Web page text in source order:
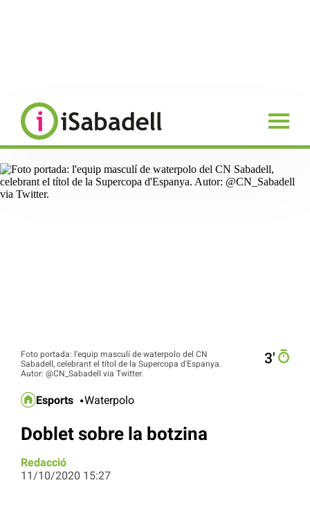
Foto portada: l'equip masculí de waterpolo del CN
Sabadell, celebrant el títol de la Supercopa d'Espanya.
Autor: @CN_Sabadell via Twitter.
3′
Esports Waterpolo
Doblet sobre la botzina
Redacció
11/10/2020 15:27